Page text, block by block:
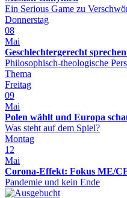
Ein Serious Game zu
Donnerstag
08
Mai
Geschlechtergerecht
Philosophisch-theologische
Thema
Freitag
09
Mai
Polen wählt und Europa
Was steht auf dem Spiel?
Montag
12
Mai
Corona-Effekt: Fokus ME/
Pandemie und kein Ende